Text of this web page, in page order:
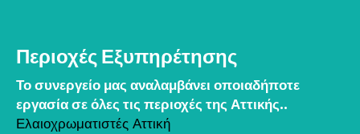
Περιοχές Εξυπηρέτησης
Το συνεργείο μας αναλαμβάνει οποιαδήποτε
εργασία σε όλες τις περιοχές της Αττικής..
Ελαιοχρωματιστές Αττική